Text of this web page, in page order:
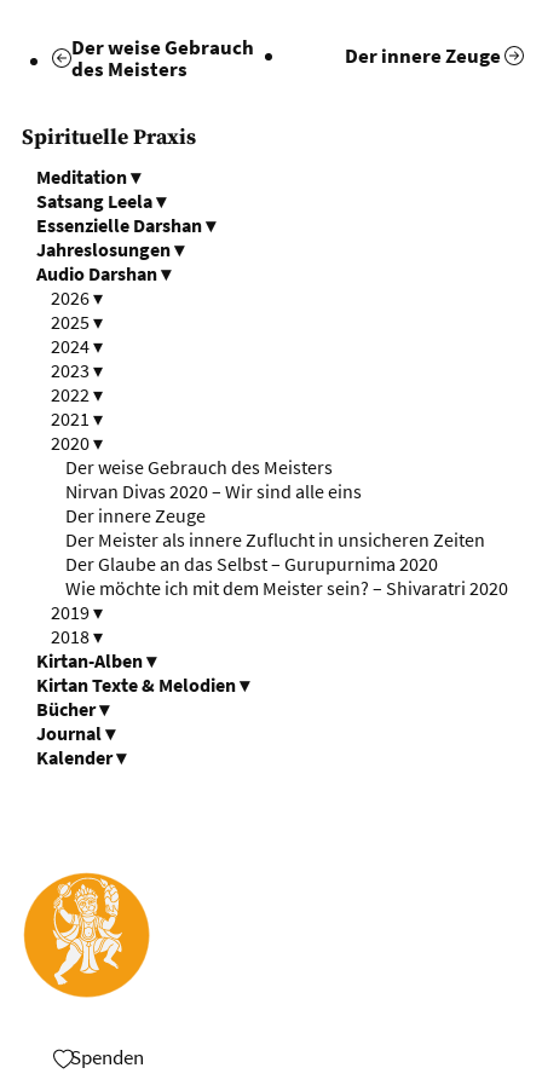
Der weise Gebrauch
des Meisters
Der innere Zeuge
Spirituelle Praxis
Meditation▾
Satsang Leela▾
Essenzielle Darshan▾
Jahreslosungen▾
Audio Darshan▾
2026▾
2025▾
2024▾
2023 ▾
2022▾
2021 ▾
2020▾
Der weise Gebrauch des Meisters
Nirvan Divas 2020 – Wir sind alle eins
Der innere Zeuge
Der Meister als innere Zuflucht in unsicheren Zeiten
Der Glaube an das Selbst – Gurupurnima 2020
Wie möchte ich mit dem Meister sein? – Shivaratri 2020
2019▾
2018▾
Kirtan-Alben▾
Kirtan Texte & Melodien▾
Bücher▾
Journal▾
Kalender▾
Spenden